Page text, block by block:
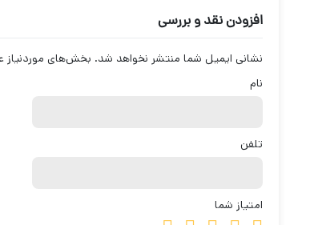
افزودن نقد و بررسی
نشانی ایمیل شما منتشر نخواهد شد. بخش‌های موردنیاز
نام
تلفن
امتیاز شما